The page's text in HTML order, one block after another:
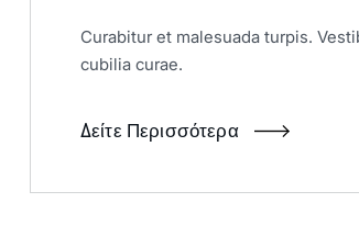
Curabitur et malesuada turpis.
cubilia curae.
Δείτε Περισσότερα